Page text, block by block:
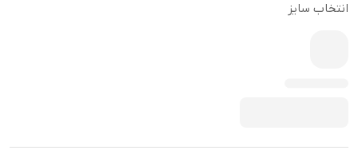
انتخاب سایز